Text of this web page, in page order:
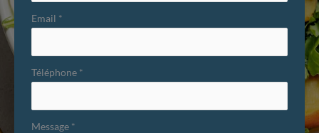
Email *
Téléphone *
Message *